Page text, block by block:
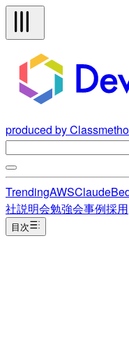
produced by
TrendingAWSClaude
社説明会勉強会事例採用
目次